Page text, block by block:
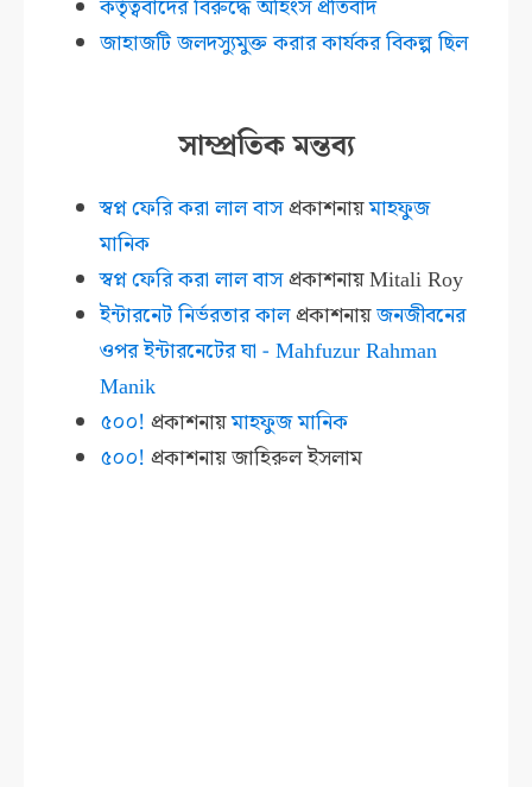
কর্তৃত্ববাদের বিরুদ্ধে অহিংস প্রতিবাদ
জাহাজটি জলদস্যুমুক্ত করার কার্যকর বিকল্প ছিল
সাম্প্রতিক মন্তব্য
স্বপ্ন ফেরি করা লাল বাসপ্রকাশনায়মাহফুজ
মানিক
স্বপ্ন ফেরি করা লাল বাসপ্রকাশনায়Mitali Roy
ইন্টারনেট নির্ভরতার কালপ্রকাশনায়জনজীবনের
ওপর ইন্টারনেটের ঘা - Mahfuzur Rahman
Manik
৫০০! প্রকাশনায়মাহফুজ মানিক
৫০০! প্রকাশনায়জাহিরুল ইসলাম